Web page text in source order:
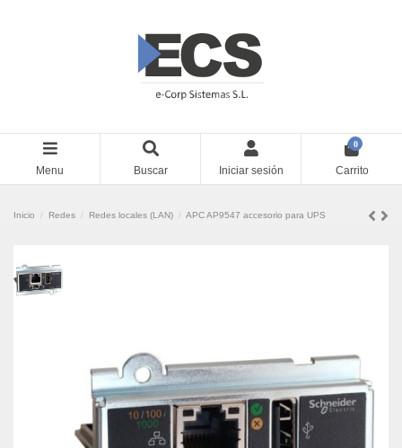
Menu Buscar Iniciar sesión
0
Carrito
Inicio Redes Redes locales (LAN) APC AP9547 accesorio para UPS